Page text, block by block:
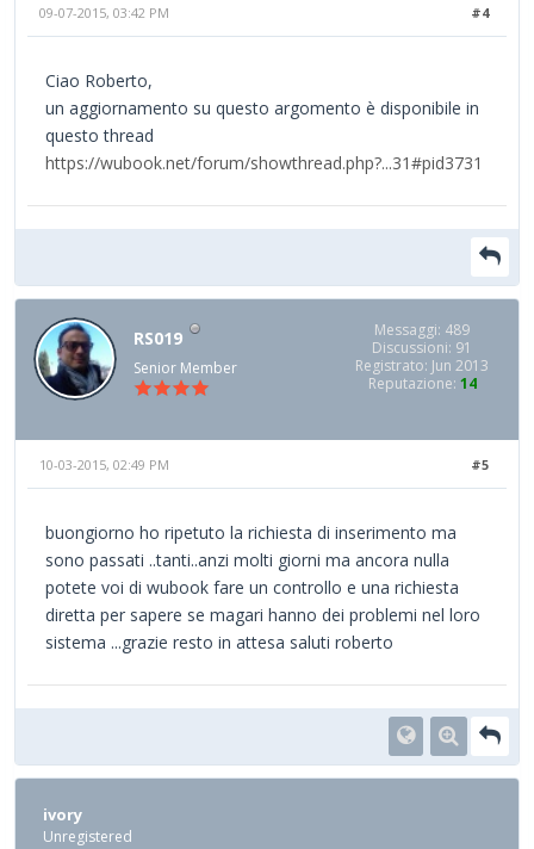
#4
09-07-2015, 03:42 PM
Ciao Roberto,
un aggiornamento su questo argomento è disponibile in
questo thread
https://wubook.net/forum/showthread.php?...31#pid3731
RS019
Senior Member
Messaggi: 489
Discussioni: 91
Registrato: Jun 2013
Reputazione: 14
#5
10-03-2015, 02:49 PM
buongiorno ho ripetuto la richiesta di inserimento ma
sono passati ..tanti..anzi molti giorni ma ancora nulla
potete voi di wubook fare un controllo e una richiesta
diretta per sapere se magari hanno dei problemi nel loro
sistema ...grazie resto in attesa saluti roberto
ivory
Unregistered